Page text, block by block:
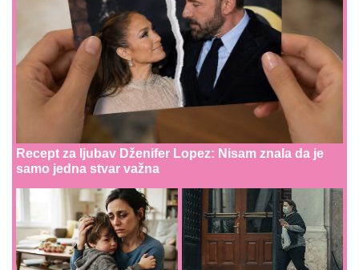
Recept za ljubav Dženifer Lopez: Nisam znala da je
samo jedna stvar važna